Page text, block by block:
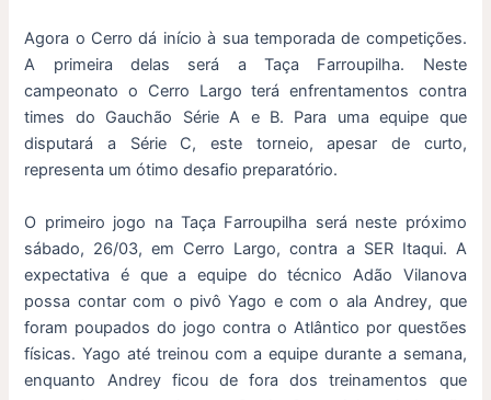
Agora o Cerro dá início à sua temporada de competições.
A primeira delas será a Taça Farroupilha. Neste
campeonato o Cerro Largo terá enfrentamentos contra
times do Gauchão Série A e B. Para uma equipe que
disputará a Série C, este torneio, apesar de curto,
representa um ótimo desafio preparatório.
O primeiro jogo na Taça Farroupilha será neste próximo
sábado, 26/03, em Cerro Largo, contra a SER Itaqui. A
expectativa é que a equipe do técnico Adão Vilanova
possa contar com o pivô Yago e com o ala Andrey, que
foram poupados do jogo contra o Atlântico por questões
físicas. Yago até treinou com a equipe durante a semana,
enquanto Andrey ficou de fora dos treinamentos que